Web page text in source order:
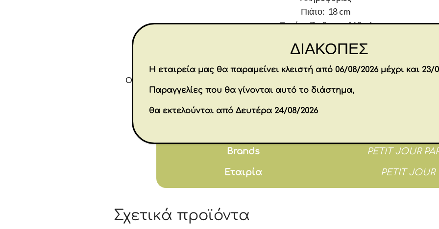
Πιάτο: 18 cm
Ποτήρι: 7 x 8 cm – 160 ml
Σετ 2 μαχαιροπίρουνων: 14 cm
Υλικό Μελαμίνη
Οδηγίες φροντίδας: Πλένεται στο πλυντήριο. Μην το χρησιμοποιείτε σε φούρνο
Επιπλέον πληροφορίες
Brands PETIT JOUR
Εταιρία PETIT JOUR
Σχετικά προϊόντα
ΔΙΑΚΟΠΕΣ
Η εταιρεία μας θα παραμείνει κλειστή από 06/08/2026 μέχρι και 23/
Παραγγελίες που θα γίνονται αυτό το διάστημα,
θα εκτελούνται από Δευτέρα 24/08/2026